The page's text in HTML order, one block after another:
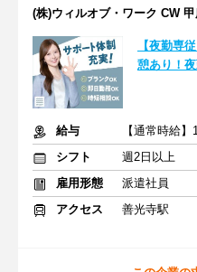
(株)ウィルオブ・ワーク CW
【夜勤専
憩あり！
給与
シフト
週2日以上
雇用形態
派遣社員
アクセス
善光寺駅